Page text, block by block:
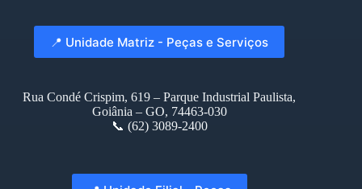
📍 Unidade Matriz - Peças e Serviços
Rua Condé Crispim, 619 – Parque Industrial Paulista,
Goiânia – GO, 74463-030
📞 (62) 3089-2400